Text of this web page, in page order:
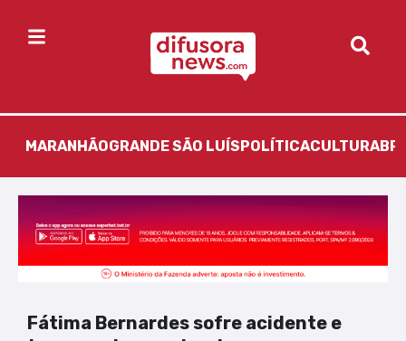
MARANHÃOGRANDE SÃO LUÍS POLÍTICACULTURA
Fátima Bernardes sofre acidente e